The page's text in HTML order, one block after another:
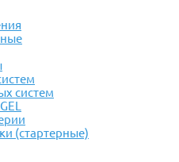
систем
(стартерные)